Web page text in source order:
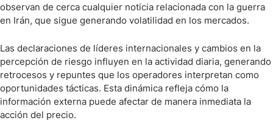
observan de cerca cualquier noticia relacionada con la guerra
en Irán, que sigue generando volatilidad en los mercados.
Las declaraciones de líderes internacionales y cambios en la
percepción de riesgo influyen en la actividad diaria, generando
retrocesos y repuntes que los operadores interpretan como
oportunidades tácticas. Esta dinámica refleja cómo la
información externa puede afectar de manera inmediata la
acción del precio.